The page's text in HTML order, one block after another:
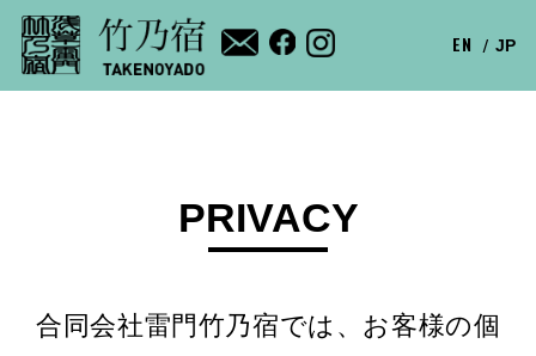
EN JP
PRIVACY
合同会社雷門竹乃宿では、お客様の個